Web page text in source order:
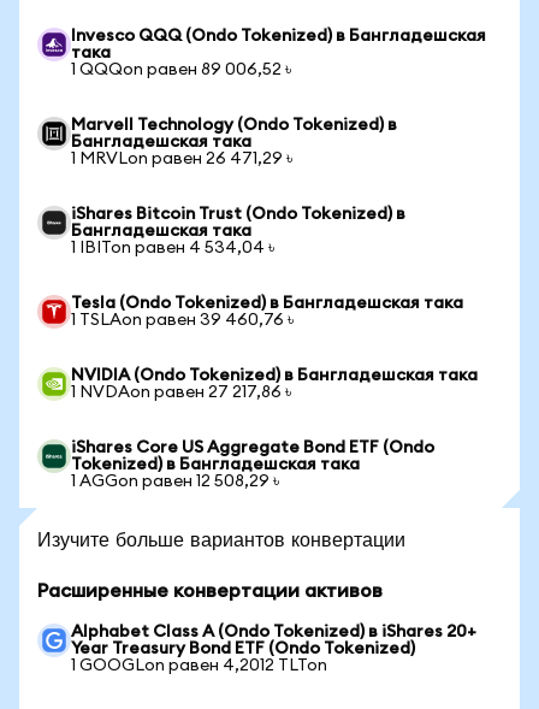
Invesco QQQ (Ondo Tokenized) в Бангладешская
така
1 QQQon равен 89 006,52 ৳
Marvell Technology (Ondo Tokenized) в
Бангладешская така
1 MRVLon равен 26 471,29 ৳
iShares Bitcoin Trust (Ondo Tokenized) в
Бангладешская така
1 IBITon равен 4 534,04 ৳
Tesla (Ondo Tokenized) в Бангладешская така
1 TSLAon равен 39 460,76 ৳
NVIDIA (Ondo Tokenized) в Бангладешская така
1 NVDAon равен 27 217,86 ৳
iShares Core US Aggregate Bond ETF (Ondo
Tokenized) в Бангладешская така
1 AGGon равен 12 508,29 ৳
Изучите больше вариантов конвертации
Расширенные конвертации активов
Alphabet Class A (Ondo Tokenized) в iShares 20+
Year Treasury Bond ETF (Ondo Tokenized)
1 GOOGLon равен 4,2012 TLTon